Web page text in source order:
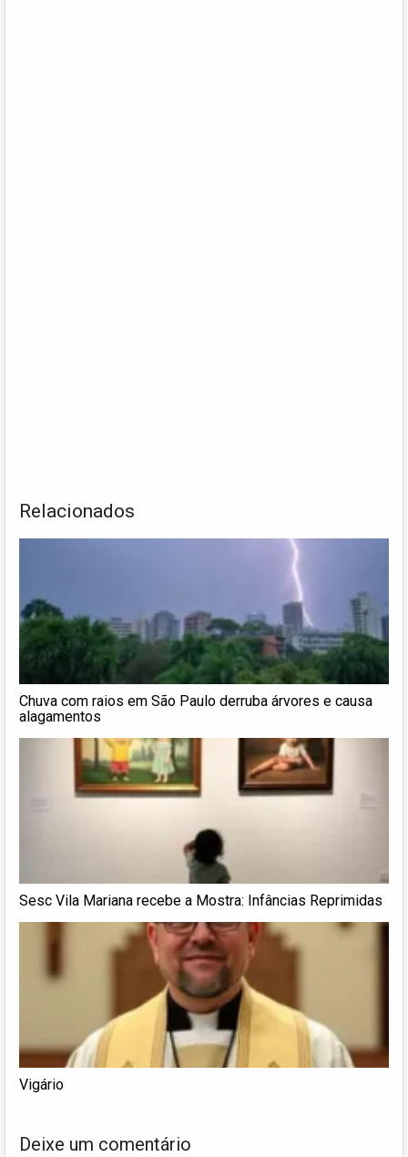
Relacionados
Chuva com raios em São Paulo derruba árvores e causa
alagamentos
Sesc Vila Mariana recebe a Mostra: Infâncias Reprimidas
Vigário
Deixe um comentário